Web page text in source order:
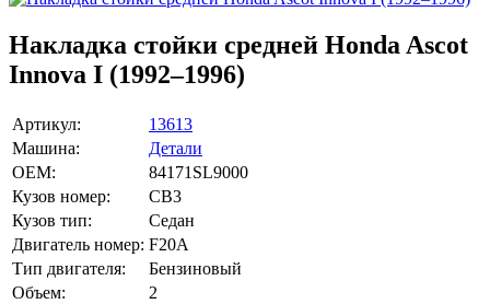
Накладка стойки средней Honda Ascot
Innova I (1992–1996)
Артикул:
13613
Машина:
Детали
OEM:
84171SL9000
Кузов номер:
CB3
Кузов тип:
Седан
Двигатель номер: F20A
Тип двигателя:
Бензиновый
Объем:
2